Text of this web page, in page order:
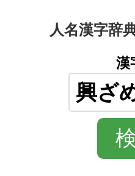
人名漢字辞
漢